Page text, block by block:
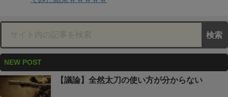
NEW POST
【議論】全然太刀の使い方が分からない